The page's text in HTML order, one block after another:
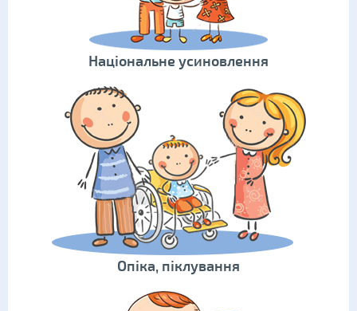
Національне усиновлення
Опіка, піклування